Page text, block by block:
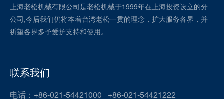
上海老松机械有限公司是老松机械于1999年在上海投资设立的分
公司,今后我们仍将本着台湾老松一贯的理念，扩大服务各界，并
祈望各界多予爱护支持和使用。
联系我们
电话：+86-021-54421000 +86-021-54421222